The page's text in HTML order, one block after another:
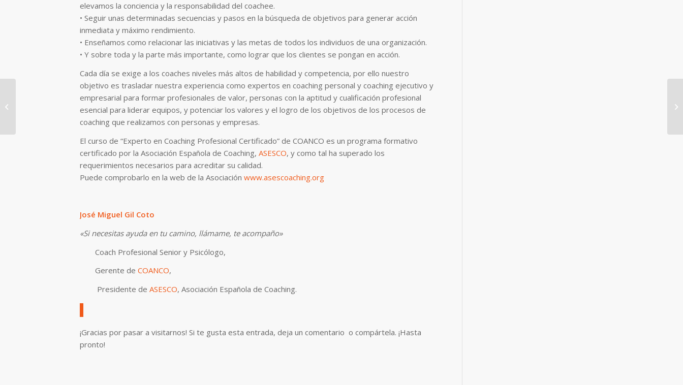
elevamos la conciencia y la responsabilidad del coachee.
• Seguir unas determinadas secuencias y pasos en la búsqueda de objetivos para generar acción
inmediata y máximo rendimiento.
• Enseñamos como relacionar las iniciativas y las metas de todos los individuos de una organización.
• Y sobre toda y la parte más importante, como lograr que los clientes se pongan en acción.
Cada día se exige a los coaches niveles más altos de habilidad y competencia, por ello nuestro
objetivo es trasladar nuestra experiencia como expertos en coaching personal y coaching ejecutivo y
empresarial para formar profesionales de valor, personas con la aptitud y cualificación profesional
esencial para liderar equipos, y potenciar los valores y el logro de los objetivos de los procesos de
coaching que realizamos con personas y empresas.
El curso de “Experto en Coaching Profesional Certificado” de COANCO es un programa formativo
certificado por la Asociación Española de Coaching, ASESCO, y como tal ha superado los
requerimientos necesarios para acreditar su calidad.
Puede comprobarlo en la web de la Asociación www.asescoaching.org
José Miguel Gil Coto
«Si necesitas ayuda en tu camino, llámame, te acompaño»
Coach Profesional Senior y Psicólogo,
Gerente de COANCO,
Presidente de ASESCO, Asociación Española de Coaching.
¡Gracias por pasar a visitarnos! Si te gusta esta entrada, deja un comentario o compártela. ¡Hasta
pronto!
Sobre la vida y el camino de cada